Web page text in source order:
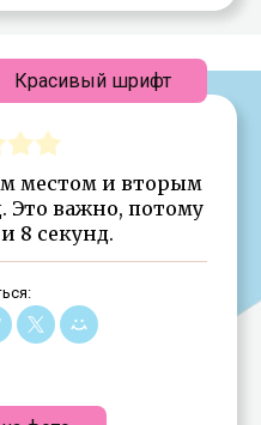
местом и вторым
Это важно, потому
8 секунд.
Красивый шрифт